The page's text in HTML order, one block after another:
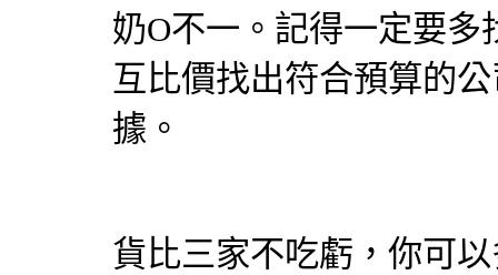
奶O不一。記得一定要
互比價找出符合預算的
據。
貨比三家不吃虧，你可